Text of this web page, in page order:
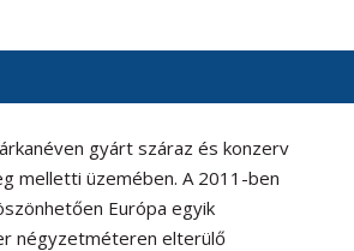
gyárt száraz és konzerv
melletti üzemében. A 2011-ben
Európa egyik
négyzetméteren elterülő